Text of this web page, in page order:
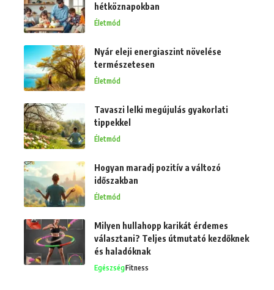
hétköznapokban
Életmód
Nyár eleji energiaszint növelése
természetesen
Életmód
Tavaszi lelki megújulás gyakorlati
tippekkel
Életmód
Hogyan maradj pozitív a változó
időszakban
Életmód
Milyen hullahopp karikát érdemes
választani? Teljes útmutató kezdőknek
és haladóknak
EgészségFitness